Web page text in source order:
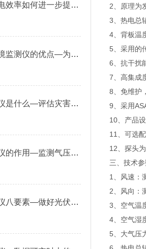
光伏电站的发电效率如何进一步提升？光伏环境监测仪实时监测关键气象数据
分布式光伏环境监测仪的优点—为光伏系统布局和角度调整提供科学依据
光伏环境监测仪是什么—评估灾害环境对组件性能的影响，提前采取防护措施
光伏环境监测仪的作用—监测气压和紫外线强度，评估环境对组件性能的影响
光伏环境监测仪八要素—做好光伏电站环境监测，提升电站可管理性保障发电
2、原理为
3、热电总
4、背板温
5、采用的
6、抗干扰
7、高集成
8、免维护
9、采用
10、产品
11、可选
12、探头
三、技术
1、风速：
2、风向：
3、空气温
4、空气湿
5、大气压